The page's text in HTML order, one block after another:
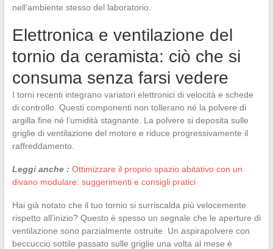
nell’ambiente stesso del laboratorio.
Elettronica e ventilazione del
tornio da ceramista: ciò che si
consuma senza farsi vedere
I torni recenti integrano variatori elettronici di velocità e schede
di controllo. Questi componenti non tollerano né la polvere di
argilla fine né l’umidità stagnante. La polvere si deposita sulle
griglie di ventilazione del motore e riduce progressivamente il
raffreddamento.
Leggi anche : Ottimizzare il proprio spazio abitativo con un
divano modulare: suggerimenti e consigli pratici
Hai già notato che il tuo tornio si surriscalda più velocemente
rispetto all’inizio? Questo è spesso un segnale che le aperture di
ventilazione sono parzialmente ostruite. Un aspirapolvere con
beccuccio sottile passato sulle griglie una volta al mese è